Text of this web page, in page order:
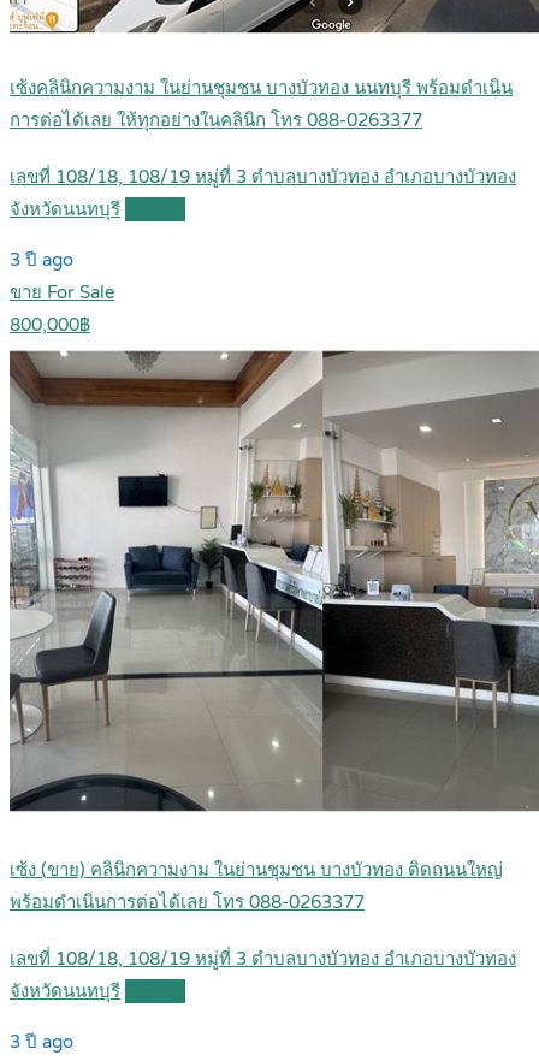
เซ้งคลินิกความงาม ในย่านชุมชน บางบัวทอง นนทบุรี พร้อมดำเนิน
การต่อได้เลย ให้ทุกอย่างในคลินิก โทร 088-0263377
เลขที่ 108/18, 108/19 หมู่ที่ 3 ตำบลบางบัวทอง อำเภอบางบัวทอง
จังหวัดนนทบุรี
3 ปี ago
ขาย For Sale
800,000฿
เซ้ง (ขาย) คลินิกความงาม ในย่านชุมชน บางบัวทอง ติดถนนใหญ่
พร้อมดำเนินการต่อได้เลย โทร 088-0263377
เลขที่ 108/18, 108/19 หมู่ที่ 3 ตำบลบางบัวทอง อำเภอบางบัวทอง
จังหวัดนนทบุรี
3 ปี ago